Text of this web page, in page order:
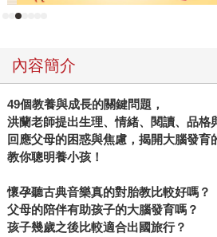
內容簡介
49個教養與成長的關鍵問題，
洪蘭老師提出生理、情緒、閱讀、品格
回應父母的困惑與焦慮，揭開大腦發育
教你聰明養小孩！
懷孕聽古典音樂真的對胎教比較好嗎？
父母的陪伴有助孩子的大腦發育嗎？
孩子幾歲之後比較適合出國旅行？